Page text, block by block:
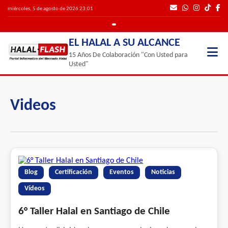
miércoles, 5 de agosto de 2026 23:01
EL HALAL A SU ALCANCE
15 Años De Colaboración "Con Usted para
Usted"
Videos
Blog Certificación Eventos Noticias
Vídeos
6° Taller Halal en Santiago de Chile